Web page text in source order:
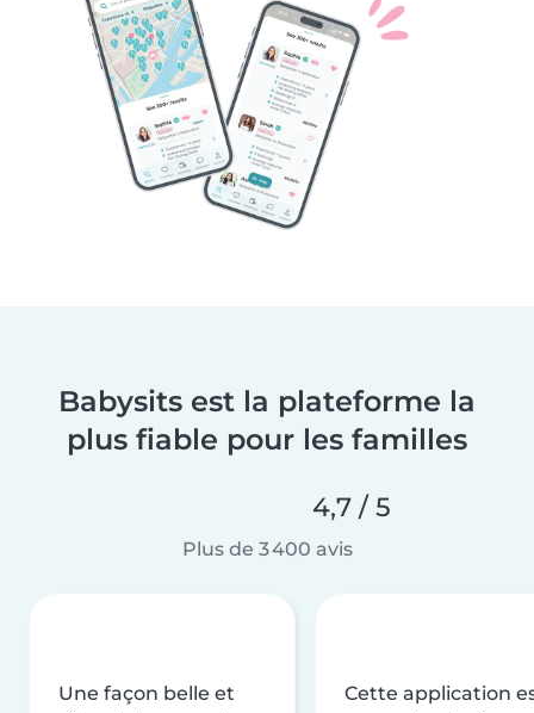
Babysits est la plateforme la
plus fiable pour les familles
4,7 / 5
Plus de 3 400 avis
Une façon belle et
Cette application